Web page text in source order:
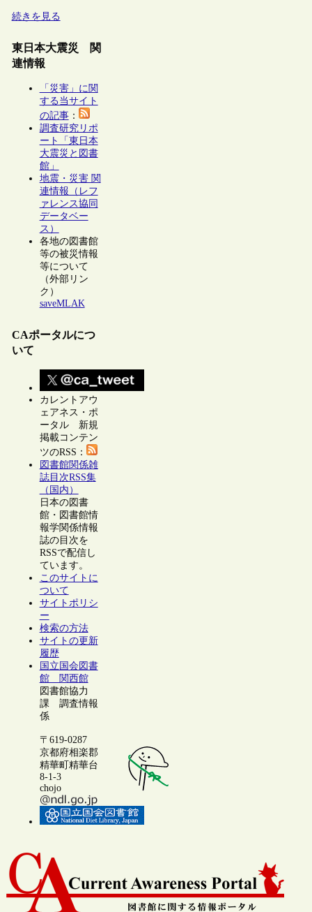
続きを見る
東日本大震災 関
連情報
「災害」に関
する当サイト
の記事：
調査研究リポ
ート「東日本
大震災と図書
館」
地震・災害 関
連情報（レフ
ァレンス協同
データベー
ス）
各地の図書館
等の被災情報
等について
（外部リン
ク）
saveMLAK
CAポータルにつ
いて
カレントアウ
ェアネス・ポ
ータル 新規
掲載コンテン
ツのRSS：
図書館関係雑
誌目次RSS集
（国内）
日本の図書
館・図書館情
報学関係情報
誌の目次を
RSSで配信し
ています。
このサイトに
ついて
サイトポリシ
ー
検索の方法
サイトの更新
履歴
国立国会図書
館 関西館
図書館協力
課 調査情報
係
〒619-0287
京都府相楽郡
精華町精華台
8-1-3
chojo